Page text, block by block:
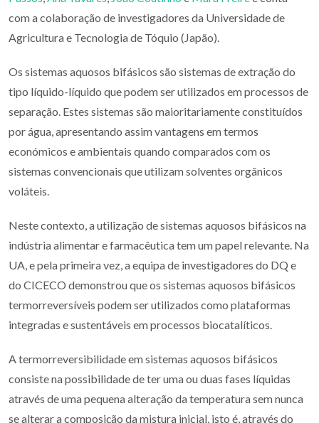
com a colaboração de investigadores da Universidade de
Agricultura e Tecnologia de Tóquio (Japão).
Os sistemas aquosos bifásicos são sistemas de extração do
tipo líquido-líquido que podem ser utilizados em processos de
separação. Estes sistemas são maioritariamente constituídos
por água, apresentando assim vantagens em termos
económicos e ambientais quando comparados com os
sistemas convencionais que utilizam solventes orgânicos
voláteis.
Neste contexto, a utilização de sistemas aquosos bifásicos na
indústria alimentar e farmacêutica tem um papel relevante. Na
UA, e pela primeira vez, a equipa de investigadores do DQ e
do CICECO demonstrou que os sistemas aquosos bifásicos
termorreversíveis podem ser utilizados como plataformas
integradas e sustentáveis em processos biocatalíticos.
A termorreversibilidade em sistemas aquosos bifásicos
consiste na possibilidade de ter uma ou duas fases líquidas
através de uma pequena alteração da temperatura sem nunca
se alterar a composição da mistura inicial, isto é, através do